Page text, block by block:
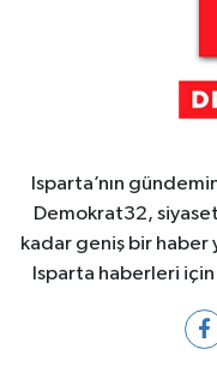
Isparta’nın
Demokrat32,
kadar geniş bir haber
Isparta haberleri